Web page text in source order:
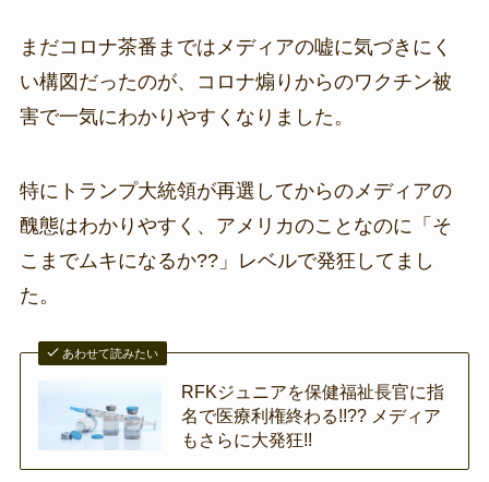
まだコロナ茶番まではメディアの嘘に気づきにく
い構図だったのが、コロナ煽りからのワクチン被
害で一気にわかりやすくなりました。
特にトランプ大統領が再選してからのメディアの
醜態はわかりやすく、アメリカのことなのに「そ
こまでムキになるか??」レベルで発狂してまし
た。
あわせて読みたい
RFKジュニアを保健福祉長官に指
名で医療利権終わる!!?? メディア
もさらに大発狂!!